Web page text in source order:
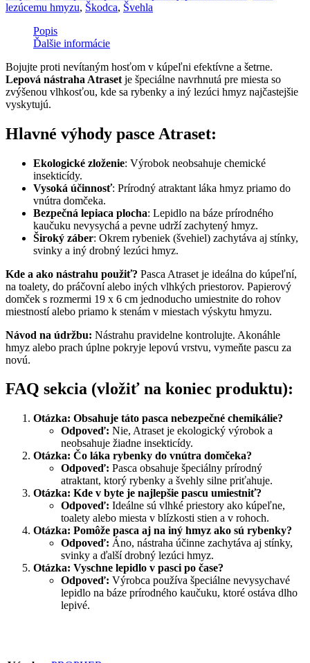
lezúcemu hmyzu, Škodca, Švehla
Popis
Ďalšie informácie
Bojujte proti nevítaným hosťom v kúpeľni efektívne a šetrne.
Lepová nástraha Atraset je špeciálne navrhnutá pre miesta so
zvýšenou vlhkosťou, kde sa rybenky a iný lezúci hmyz najčastejšie
vyskytujú.
Hlavné výhody pasce Atraset:
Ekologické zloženie: Výrobok neobsahuje chemické
insekticídy.
Vysoká účinnosť: Prírodný atraktant láka hmyz priamo do
vnútra domčeka.
Bezpečná lepiaca plocha: Lepidlo na báze prírodného
kaučuku nevysychá a pevne udrží zachytený hmyz.
Široký záber: Okrem rybeniek (švehiel) zachytáva aj stínky,
svinky a iný drobný lezúci hmyz.
Kde a ako nástrahu použiť? Pasca Atraset je ideálna do kúpeľní,
na toalety, do práčovní alebo iných vlhkých priestorov. Papierový
domček s rozmermi 19 x 6 cm jednoducho umiestnite do rohov
miestností alebo priamo k stenám v miestach výskytu hmyzu.
Návod na údržbu: Nástrahu pravidelne kontrolujte. Akonáhle
hmyz alebo prach úplne pokryje lepovú vrstvu, vymeňte pascu za
novú.
FAQ sekcia (vložiť na koniec produktu):
Otázka: Obsahuje táto pasca nebezpečné chemikálie?
Odpoveď: Nie, Atraset je ekologický výrobok a
neobsahuje žiadne insekticídy.
Otázka: Čo láka rybenky do vnútra domčeka?
Odpoveď: Pasca obsahuje špeciálny prírodný
atraktant, ktorý rybenky a švehly silne priťahuje.
Otázka: Kde v byte je najlepšie pascu umiestniť?
Odpoveď: Ideálne sú vlhké priestory ako kúpeľne,
toalety alebo miesta v blízkosti stien a v rohoch.
Otázka: Pomôže pasca aj na iný hmyz ako sú rybenky?
Odpoveď: Áno, nástraha účinne zachytáva aj stínky,
svinky a ďalší drobný lezúci hmyz.
Otázka: Vyschne lepidlo v pasci po čase?
Odpoveď: Výrobca používa špeciálne nevysychavé
lepidlo na báze prírodného kaučuku, ktoré ostáva dlho
lepivé.